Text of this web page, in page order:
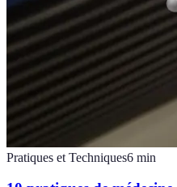
Pratiques et Techniques6 min